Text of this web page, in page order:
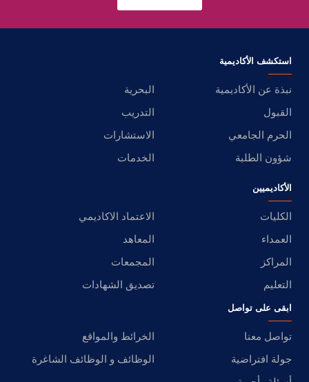
استكشف الأكاديمية
نبذة عن الأكاديمية
البحرية
القبول
التدريب
الحرم الجامعي
الاستشارات
شؤون الطلبة
الخدمات
الأكاديميين
الكليات
الاعتماد الاكاديمي
العمداء
المعاهد
المراكز
المجمعات
التعليم
تصديق الشهادات
ابقى على تواصل
تواصل معنا
الخرائط والمواقع
جولة افتراضية
الوظائف و الوظائف الشاغرة